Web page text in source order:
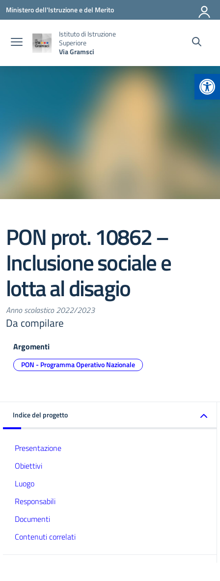
Vai ai contenuti
Vai al menu di navigazione
Vai al footer
Ministero dell'Istruzione e del Merito
Istituto di Istruzione
Superiore
Via Gramsci
PON prot. 10862 –
Inclusione sociale e
lotta al disagio
Anno scolastico 2022/2023
Da compilare
Argomenti
PON - Programma Operativo Nazionale
Indice del progetto
Presentazione
Obiettivi
Luogo
Responsabili
Documenti
Contenuti correlati